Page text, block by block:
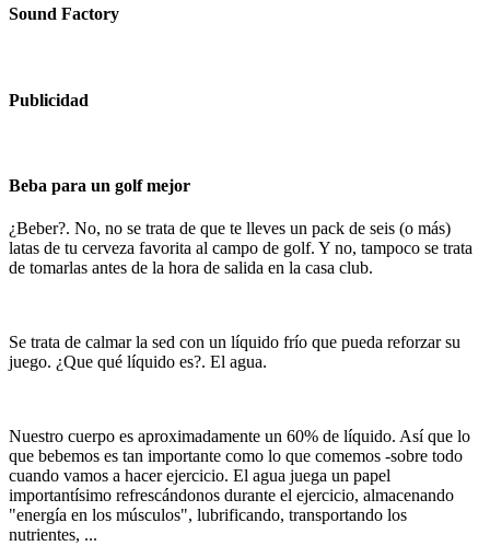
Sound Factory
Publicidad
Beba para un golf mejor
¿Beber?. No, no se trata de que te lleves un pack de seis (o más)
latas de tu cerveza favorita al campo de golf. Y no, tampoco se trata
de tomarlas antes de la hora de salida en la casa club.
Se trata de calmar la sed con un líquido frío que pueda reforzar su
juego. ¿Que qué líquido es?. El agua.
Nuestro cuerpo es aproximadamente un 60% de líquido. Así que lo
que bebemos es tan importante como lo que comemos -sobre todo
cuando vamos a hacer ejercicio. El agua juega un papel
importantísimo refrescándonos durante el ejercicio, almacenando
"energía en los músculos", lubrificando, transportando los
nutrientes, ...